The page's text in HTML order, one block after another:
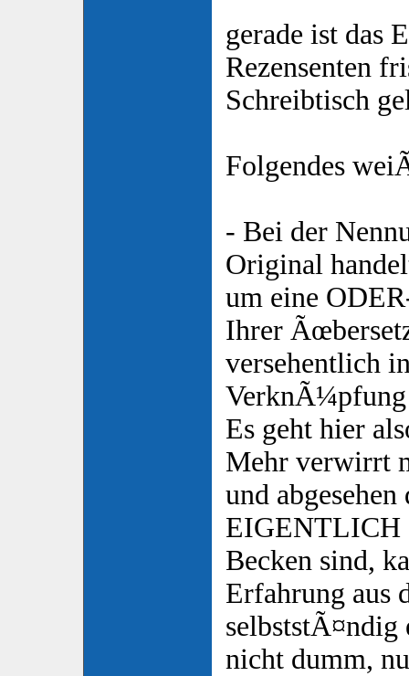
gerade ist das
Rezensenten
Schreibtisch
Folgendes
- Bei der
Original
um eine
Ihrer
versehentlich
VerknÃ¼pfung
Es geht hier
Mehr verwirrt
und abgesehen
EIGENTLICH
Becken sind,
Erfahrung aus
nicht dumm,